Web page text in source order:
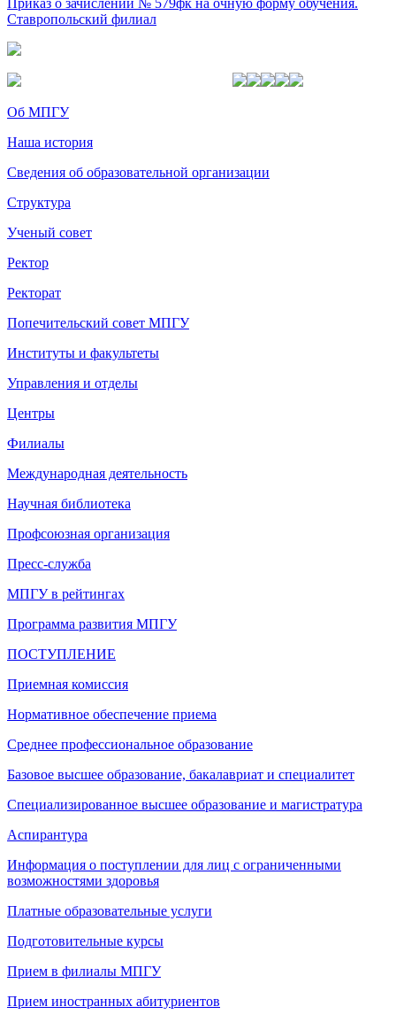
Ставропольский филиал
Об МПГУ
Наша история
Сведения об образовательной организации
Структура
Ученый совет
Ректор
Ректорат
Попечительский совет МПГУ
Институты и факультеты
Управления и отделы
Центры
Филиалы
Международная деятельность
Научная библиотека
Профсоюзная организация
Пресс-служба
МПГУ в рейтингах
Программа развития МПГУ
ПОСТУПЛЕНИЕ
Приемная комиссия
Нормативное обеспечение приема
Среднее профессиональное образование
Базовое высшее образование, бакалавриат и специалитет
Специализированное высшее образование и магистратура
Аспирантура
Информация о поступлении для лиц с ограниченными
возможностями здоровья
Платные образовательные услуги
Подготовительные курсы
Прием в филиалы МПГУ
Прием иностранных абитуриентов